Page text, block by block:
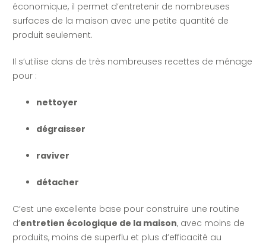
économique, il permet d’entretenir de nombreuses
surfaces de la maison avec une petite quantité de
produit seulement.
Il s’utilise dans de très nombreuses recettes de ménage
pour :
nettoyer
dégraisser
raviver
détacher
C’est une excellente base pour construire une routine
d’entretien écologique de la maison, avec moins de
produits, moins de superflu et plus d’efficacité au